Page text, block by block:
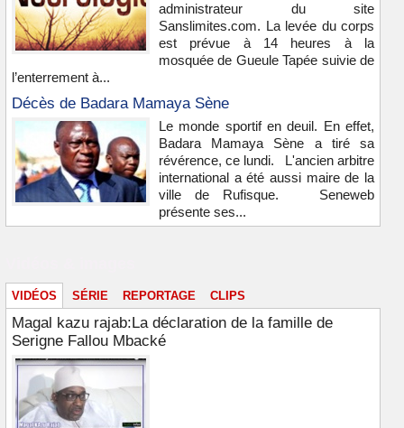
administrateur du site
Sanslimites.com. La levée du corps
est prévue à 14 heures à la
mosquée de Gueule Tapée suivie de
l’enterrement à...
Décès de Badara Mamaya Sène
Le monde sportif en deuil. En effet,
Badara Mamaya Sène a tiré sa
révérence, ce lundi. L'ancien arbitre
international a été aussi maire de la
ville de Rufisque. Seneweb
présente ses...
VIDÉOS SÉRIE REPORTAGE CLIPS
Magal kazu rajab:La déclaration de la famille de
Serigne Fallou Mbacké